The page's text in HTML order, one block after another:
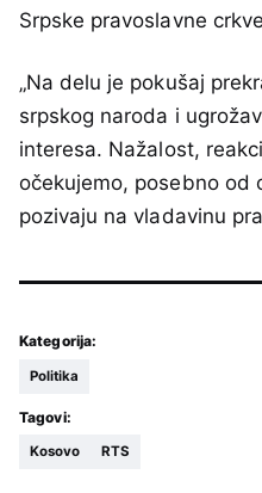
Srpske pravoslavne
„Na delu je pokušaj
srpskog naroda i
interesa. Nažalost,
očekujemo, posebno od
pozivaju na vladavinu
Kategorija:
Politika
Tagovi:
Kosovo RTS